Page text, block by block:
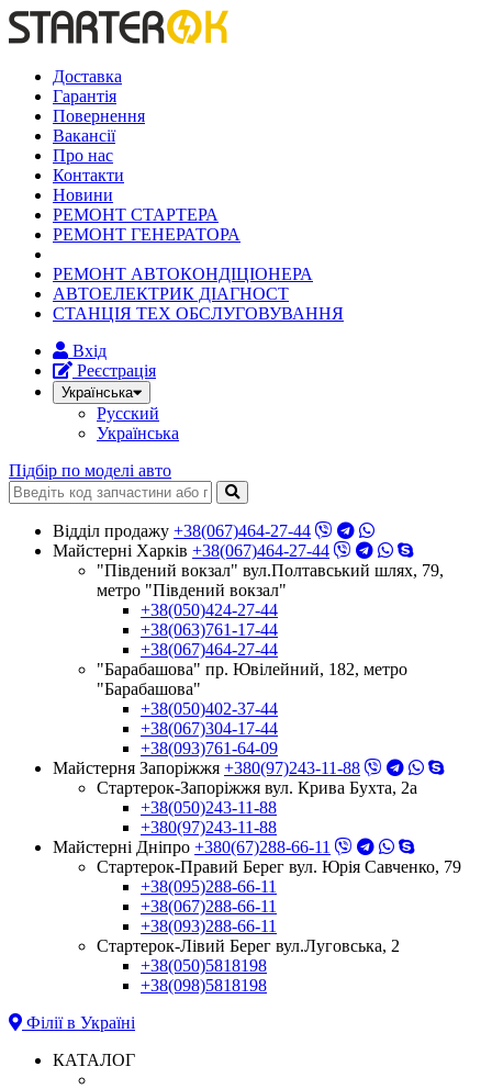
Доставка
Гарантія
Повернення
Вакансії
Про нас
Контакти
Новини
РЕМОНТ СТАРТЕРА
РЕМОНТ ГЕНЕРАТОРА
РЕМОНТ АВТОКОНДІЦІОНЕРА
АВТОЕЛЕКТРИК ДІАГНОСТ
СТАНЦІЯ ТЕХ ОБСЛУГОВУВАННЯ
Вхід
Реєстрація
Українська
Русский
Українська
Підбір по моделі авто
Відділ продажу +38(067)464-27-44
Майстерні Харків +38(067)464-27-44
"Південий вокзал" вул.Полтавський шлях, 79,
метро "Південий вокзал"
+38(050)424-27-44
+38(063)761-17-44
+38(067)464-27-44
"Барабашова" пр. Ювілейний, 182, метро
"Барабашова"
+38(050)402-37-44
+38(067)304-17-44
+38(093)761-64-09
Майстерня Запоріжжя +380(97)243-11-88
Стартерок-Запоріжжя вул. Крива Бухта, 2а
+38(050)243-11-88
+380(97)243-11-88
Майстерні Днiпро +380(67)288-66-11
Стартерок-Правий Берег вул. Юрія Савченко, 79
+38(095)288-66-11
+38(067)288-66-11
+38(093)288-66-11
Стартерок-Лівий Берег вул.Луговська, 2
+38(050)5818198
+38(098)5818198
Філії в Україні
КАТАЛОГ